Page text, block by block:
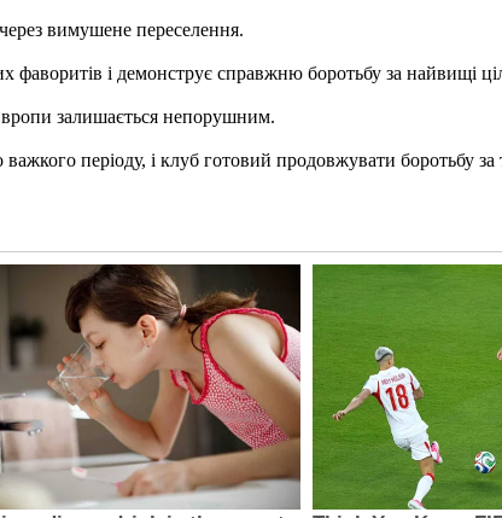
вимушене переселення.
і демонструє справжню боротьбу за найвищі
залишається непорушним.
періоду, і клуб готовий продовжувати боротьбу за